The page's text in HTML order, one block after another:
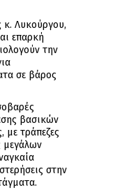
κ. Λυκούργου,
επαρκή
την
σε βάρος
βασικών
με τράπεζες
μεγάλων
στην